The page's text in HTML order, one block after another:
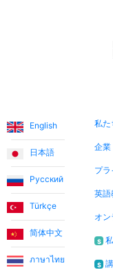
English
日本語
Русский
Türkçe
简体中文
ภาษาไทย
私た
企業
プ
英語
オ
$
$